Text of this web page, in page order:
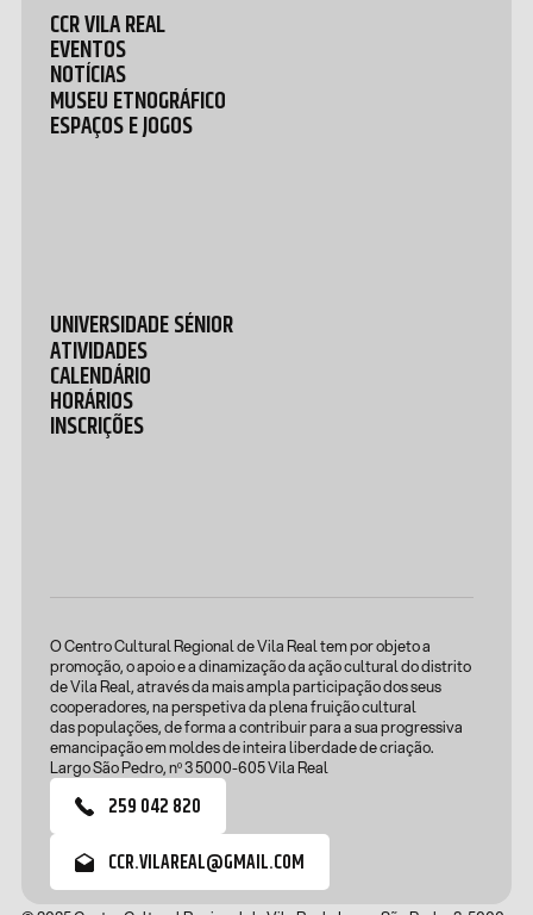
CCR VILA REAL
EVENTOS
NOTÍCIAS
MUSEU ETNOGRÁFICO
ESPAÇOS E JOGOS
UNIVERSIDADE SÉNIOR
ATIVIDADES
CALENDÁRIO
HORÁRIOS
INSCRIÇÕES
O Centro Cultural Regional de Vila Real tem por objeto a
promoção, o apoio e a dinamização da ação cultural do distrito
de Vila Real, através da mais ampla participação dos seus
cooperadores, na perspetiva da plena fruição cultural
das populações, de forma a contribuir para a sua progressiva
emancipação em moldes de inteira liberdade de criação.
Largo São Pedro, nº 3 5000-605 Vila Real
259 042 820
CCR.VILAREAL@GMAIL.COM